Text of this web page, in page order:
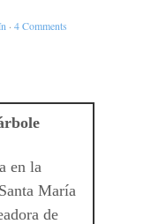
· 4 Comments
en la
María
de